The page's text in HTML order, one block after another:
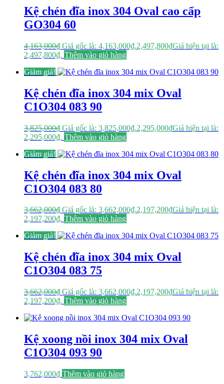
Kệ chén đĩa inox 304 Oval cao cấp
GO304 60
4,163,000₫ Giá gốc là: 4,163,000₫.2,497,800₫Giá hiện tại là:
2,497,800₫. Thêm vào giỏ hàng
Giảm giá!
Kệ chén đĩa inox 304 mix Oval
C1O304 083 90
3,825,000₫ Giá gốc là: 3,825,000₫.2,295,000₫Giá hiện tại là:
2,295,000₫. Thêm vào giỏ hàng
Giảm giá!
Kệ chén đĩa inox 304 mix Oval
C1O304 083 80
3,662,000₫ Giá gốc là: 3,662,000₫.2,197,200₫Giá hiện tại là:
2,197,200₫. Thêm vào giỏ hàng
Giảm giá!
Kệ chén đĩa inox 304 mix Oval
C1O304 083 75
3,662,000₫ Giá gốc là: 3,662,000₫.2,197,200₫Giá hiện tại là:
2,197,200₫. Thêm vào giỏ hàng
Kệ xoong nồi inox 304 mix Oval
C1O304 093 90
3,762,000₫ Thêm vào giỏ hàng